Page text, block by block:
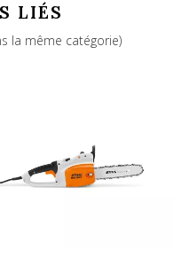
LIÉS
la même catégorie)